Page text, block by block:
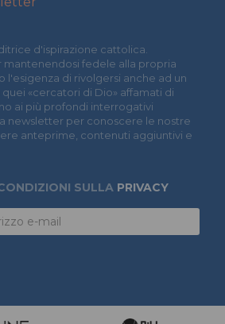
d'ispirazione cattolica.
mantenendosi fedele alla propria
l'esigenza di rivolgersi anche ad un
«cercatori di Dio» affamati di
ai più profondi interrogativi
newsletter per conoscere le nostre
anteprime, contenuti aggiuntivi e
SULLA PRIVACY